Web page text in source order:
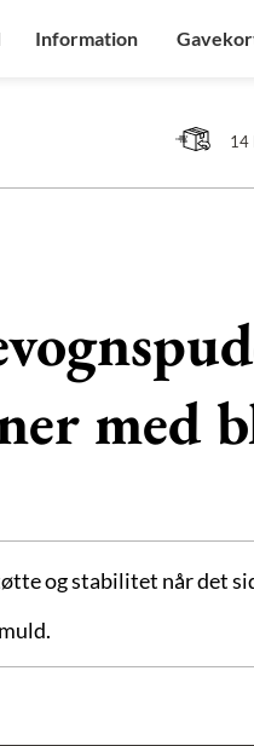
Information
14
med
og stabilitet når det